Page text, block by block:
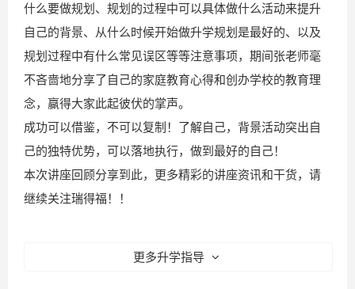
什么要做规划、规划的过程中可以具体做什么活动来提升
自己的背景、从什么时候开始做升学规划是最好的、以及
规划过程中有什么常见误区等等注意事项，期间张老师毫
不吝啬地分享了自己的家庭教育心得和创办学校的教育理
念，赢得大家此起彼伏的掌声。
成功可以借鉴，不可以复制！了解自己，背景活动突出自
己的独特优势，可以落地执行，做到最好的自己！
本次讲座回顾分享到此，更多精彩的讲座资讯和干货，请
继续关注瑞得福！！
更多升学指导